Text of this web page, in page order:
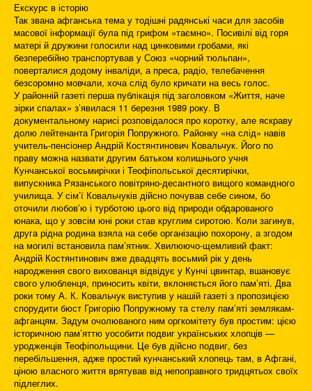
Екскурс в історію
Так звана афганська тема у тодішні радянські часи для засобів
масової інформації була під грифом «таємно». Посивілі від горя
матері й дружини голосили над цинковими гробами, які
безперебійно транспортував у Союз «чорний тюльпан»,
поверталися додому інваліди, а преса, радіо, телебачення
безсоромно мовчали, хоча слід було кричати на весь голос.
У районній газеті перша публікація під заголовком «Життя, наче
зірки спалах» з’явилася 11 березня 1989 року. В
документальному нарисі розповідалося про коротку, але яскраву
долю лейтенанта Григорія Попружного. Районку «на слід» навів
учитель-пенсіонер Андрій Костянтинович Ковальчук. Його по
праву можна назвати другим батьком колишнього учня
Кунчанської восьмирічки і Теофіпольської десятирічки,
випускника Рязанського повітряно-десантного вищого командного
училища. У сім’ї Ковальчуків дійсно почував себе сином, бо
оточили любов’ю і турботою цього від природи обдарованого
юнака, що у зовсім юні роки став круглим сиротою. Коли загинув,
друга рідна родина взяла на себе організацію похорону, а згодом
на могилі встановила пам’ятник. Хвилюючо-щемливий факт:
Андрій Костянтинович вже двадцять восьмий рік у день
народження свого вихованця відвідує у Кунчі цвинтар, вшановує
свого улюбленця, приносить квіти, вклоняється його пам’яті. Два
роки тому А. К. Ковальчук виступив у нашій газеті з пропозицією
спорудити бюст Григорію Попружному та стелу пам’яті землякам-
афганцям. Задум очолюваного ним оргкомітету був простим: цією
історичною пам’яттю уособити подвиг українських хлопців —
уродженців Теофіпольщини. Це був дійсно подвиг, без
перебільшення, адже простий кунчанський хлопець там, в Афгані,
ціною власного життя врятував від непоправного тридцятьох своїх
підлеглих.